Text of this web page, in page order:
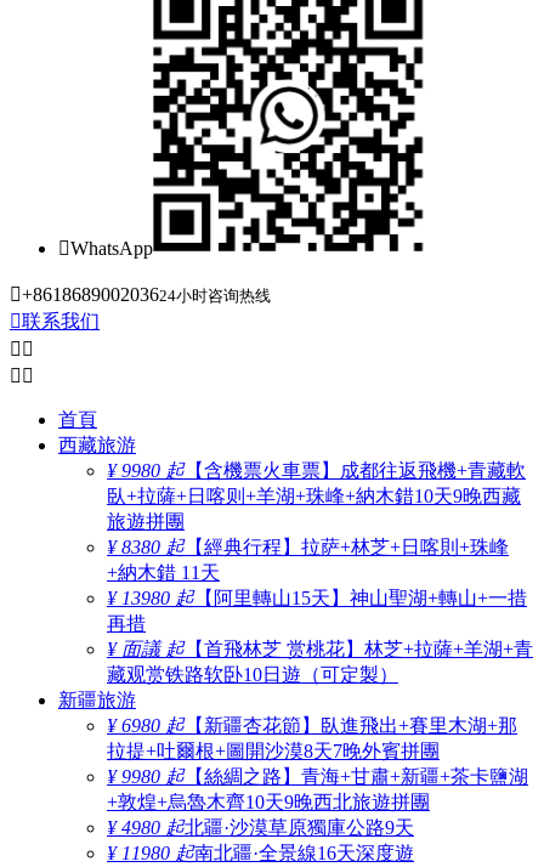
WhatsApp
+861868900203624小时咨询热线
联系我们
 
 
首頁
西藏旅游
¥ 9980 起【含機票火車票】成都往返飛機+青藏軟
臥+拉薩+日喀则+羊湖+珠峰+納木錯10天9晚西藏
旅遊拼團
¥ 8380 起【經典行程】拉萨+林芝+日喀則+珠峰
+納木錯 11天
¥ 13980 起【阿里轉山15天】神山聖湖+轉山+一措
再措
¥ 面議 起【首飛林芝 赏桃花】林芝+拉薩+羊湖+青
藏观赏铁路软卧10日遊（可定製）
新疆旅游
¥ 6980 起【新疆杏花節】臥進飛出+賽里木湖+那
拉提+吐爾根+圖開沙漠8天7晚外賓拼團
¥ 9980 起【絲綢之路】青海+甘肅+新疆+茶卡鹽湖
+敦煌+烏魯木齊10天9晚西北旅遊拼團
¥ 4980 起北疆·沙漠草原獨庫公路9天
¥ 11980 起南北疆·全景線16天深度遊